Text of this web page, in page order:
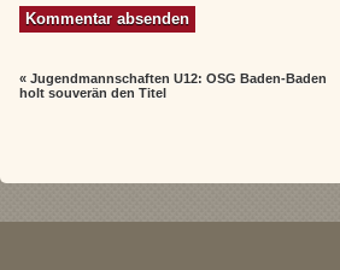
«Jugendmannschaften U12: OSG Baden-Baden
holt souverän den Titel